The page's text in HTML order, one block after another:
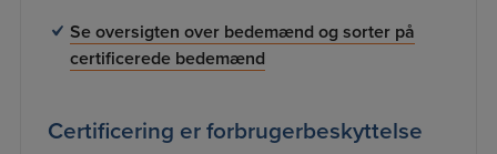
Se oversigten over bedemænd og sorter på
certificerede bedemænd
Certificering er forbrugerbeskyttelse